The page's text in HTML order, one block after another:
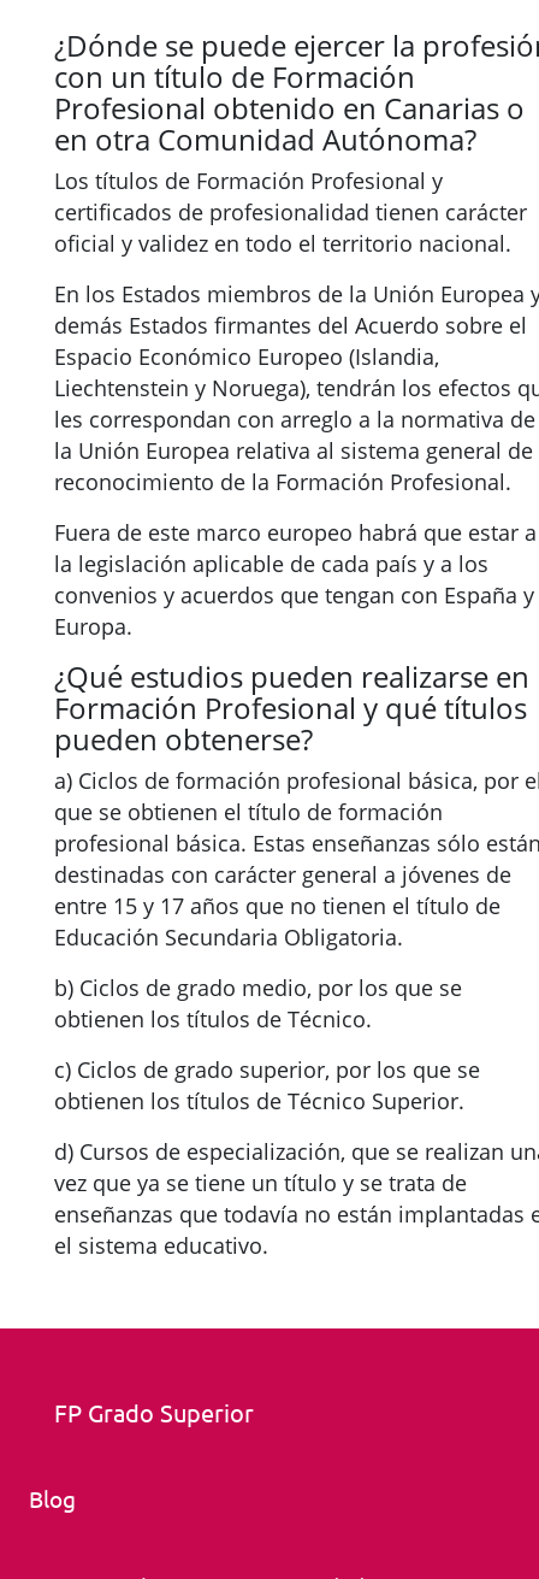
¿Dónde se puede ejercer la
con un título de Formación
Profesional obtenido en Canarias o
en otra Comunidad Autónoma?
Los títulos de Formación Profesional y
certificados de profesionalidad tienen carácter
oficial y validez en todo el territorio nacional.
En los Estados miembros de la Unión Europea
demás Estados firmantes del Acuerdo sobre el
Espacio Económico Europeo (Islandia,
Liechtenstein y Noruega), tendrán los efectos
les correspondan con arreglo a la normativa de
la Unión Europea relativa al sistema general de
reconocimiento de la Formación Profesional.
Fuera de este marco europeo habrá que estar a
la legislación aplicable de cada país y a los
convenios y acuerdos que tengan con España y
Europa.
¿Qué estudios pueden realizarse en
Formación Profesional y qué títulos
pueden obtenerse?
a) Ciclos de formación profesional básica, por
que se obtienen el título de formación
profesional básica. Estas enseñanzas sólo
destinadas con carácter general a jóvenes de
entre 15 y 17 años que no tienen el título de
Educación Secundaria Obligatoria.
b) Ciclos de grado medio, por los que se
obtienen los títulos de Técnico.
c) Ciclos de grado superior, por los que se
obtienen los títulos de Técnico Superior.
d) Cursos de especialización, que se realizan
vez que ya se tiene un título y se trata de
enseñanzas que todavía no están implantadas
el sistema educativo.
FP Grado Superior
Blog